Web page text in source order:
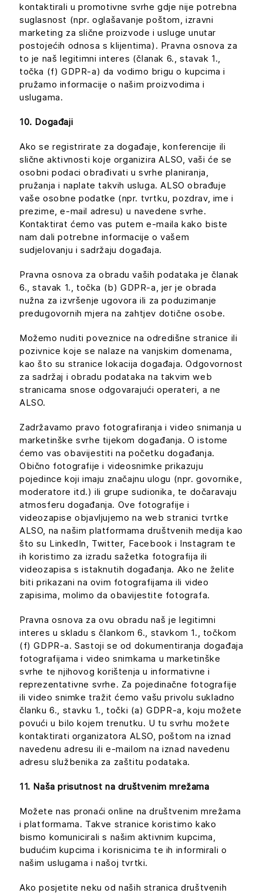
kontaktirali u promotivne svrhe gdje nije potrebna
suglasnost (npr. oglašavanje poštom, izravni
marketing za slične proizvode i usluge unutar
postojećih odnosa s klijentima). Pravna osnova za
to je naš legitimni interes (članak 6., stavak 1.,
točka (f) GDPR-a) da vodimo brigu o kupcima i
pružamo informacije o našim proizvodima i
uslugama.
10. Događaji
Ako se registrirate za događaje, konferencije ili
slične aktivnosti koje organizira ALSO, vaši će se
osobni podaci obrađivati u svrhe planiranja,
pružanja i naplate takvih usluga. ALSO obrađuje
vaše osobne podatke (npr. tvrtku, pozdrav, ime i
prezime, e-mail adresu) u navedene svrhe.
Kontaktirat ćemo vas putem e-maila kako biste
nam dali potrebne informacije o vašem
sudjelovanju i sadržaju događaja.
Pravna osnova za obradu vaših podataka je članak
6., stavak 1., točka (b) GDPR-a, jer je obrada
nužna za izvršenje ugovora ili za poduzimanje
predugovornih mjera na zahtjev dotične osobe.
Možemo nuditi poveznice na odredišne stranice ili
pozivnice koje se nalaze na vanjskim domenama,
kao što su stranice lokacija događaja. Odgovornost
za sadržaj i obradu podataka na takvim web
stranicama snose odgovarajući operateri, a ne
ALSO.
Zadržavamo pravo fotografiranja i video snimanja u
marketinške svrhe tijekom događanja. O istome
ćemo vas obavijestiti na početku događanja.
Obično fotografije i videosnimke prikazuju
pojedince koji imaju značajnu ulogu (npr. govornike,
moderatore itd.) ili grupe sudionika, te dočaravaju
atmosferu događanja. Ove fotografije i
videozapise objavljujemo na web stranici tvrtke
ALSO, na našim platformama društvenih medija kao
što su LinkedIn, Twitter, Facebook i Instagram te
ih koristimo za izradu sažetka fotografija ili
videozapisa s istaknutih događanja. Ako ne želite
biti prikazani na ovim fotografijama ili video
zapisima, molimo da obavijestite fotografa.
Pravna osnova za ovu obradu naš je legitimni
interes u skladu s člankom 6., stavkom 1., točkom
(f) GDPR-a. Sastoji se od dokumentiranja događaja
fotografijama i video snimkama u marketinške
svrhe te njihovog korištenja u informativne i
reprezentativne svrhe. Za pojedinačne fotografije
ili video snimke tražit ćemo vašu privolu sukladno
članku 6., stavku 1., točki (a) GDPR-a, koju možete
povući u bilo kojem trenutku. U tu svrhu možete
kontaktirati organizatora ALSO, poštom na iznad
navedenu adresu ili e-mailom na iznad navedenu
adresu službenika za zaštitu podataka.
11. Naša prisutnost na društvenim mrežama
Možete nas pronaći online na društvenim mrežama
i platformama. Takve stranice koristimo kako
bismo komunicirali s našim aktivnim kupcima,
budućim kupcima i korisnicima te ih informirali o
našim uslugama i našoj tvrtki.
Ako posjetite neku od naših stranica društvenih